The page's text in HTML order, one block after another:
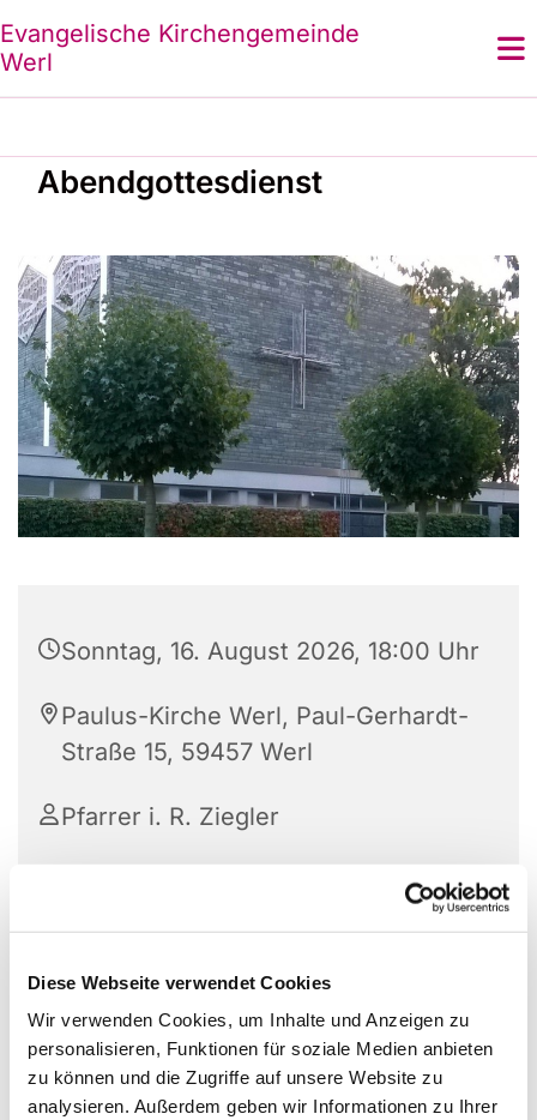
Diese Webseite verwendet Cookies
Wir verwenden Cookies, um Inhalte und Anzeigen zu
personalisieren, Funktionen für soziale Medien anbieten
zu können und die Zugriffe auf unsere Website zu
analysieren. Außerdem geben wir Informationen zu Ihrer
Evangelische Kirchengemeinde
Werl
Abendgottesdienst
Sonntag, 16. August 2026, 18:00 Uhr
Paulus-Kirche Werl, Paul-Gerhardt-
Straße 15, 59457 Werl
Pfarrer i. R. Ziegler